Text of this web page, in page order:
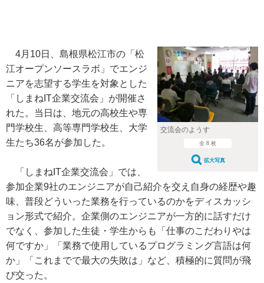
交流会のようす
全 8 枚
拡大写真
4月10日、島根県松江市の「松
江オープンソースラボ」でエンジ
ニアを志望する学生を対象とした
「しまねIT企業交流会」が開催さ
れた。当日は、地元の高校生や専
門学校生、高等専門学校生、大学
生たち36名が参加した。
「しまねIT企業交流会」では、
参加企業9社のエンジニアが自己紹介を交え自身の経歴や趣
味、普段どういった業務を行っているのかをディスカッシ
ョン形式で紹介。企業側のエンジニアが一方的に話すだけ
でなく、参加した生徒・学生からも「仕事のこだわりやは
何ですか」「業務で使用しているプログラミング言語は何
か」「これまでで最大の失敗は」など、積極的に質問が飛
び交った。